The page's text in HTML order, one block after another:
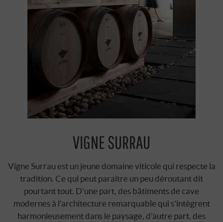
VIGNE SURRAU
Vigne Surrau est un jeune domaine viticole qui respecte la
tradition. Ce qui peut paraître un peu déroutant dit
pourtant tout. D'une part, des bâtiments de cave
modernes à l'architecture remarquable qui s'intègrent
harmonieusement dans le paysage, d'autre part, des